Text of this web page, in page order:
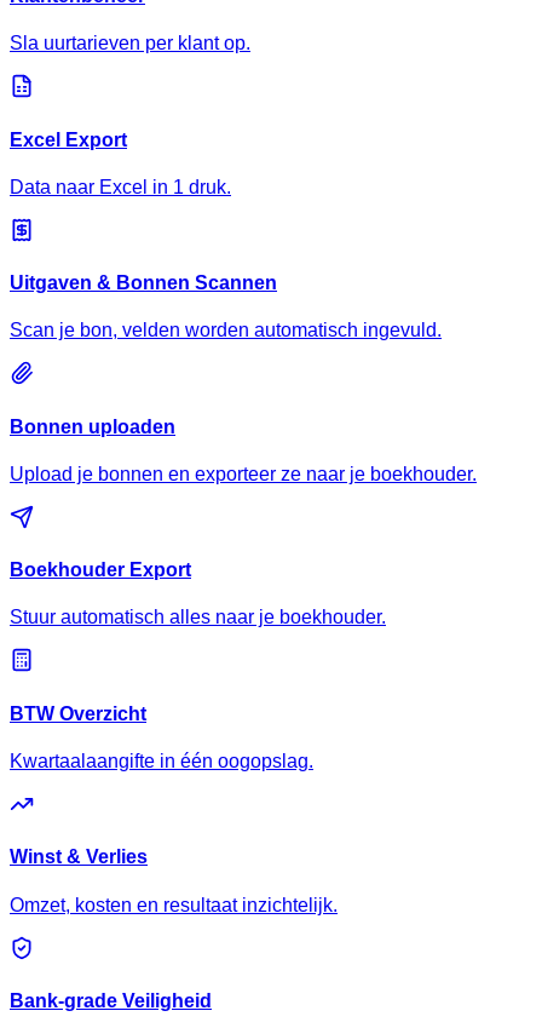
Sla uurtarieven per klant op.
Excel Export
Data naar Excel in 1 druk.
Uitgaven & Bonnen Scannen
Scan je bon, velden worden automatisch ingevuld.
Bonnen uploaden
Upload je bonnen en exporteer ze naar je boekhouder.
Boekhouder Export
Stuur automatisch alles naar je boekhouder.
BTW Overzicht
Kwartaalaangifte in één oogopslag.
Winst & Verlies
Omzet, kosten en resultaat inzichtelijk.
Bank-grade Veiligheid